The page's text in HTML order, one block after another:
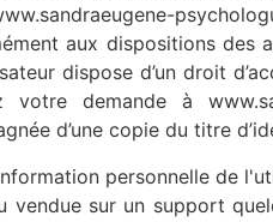
aux dispositions des
dispose d’un droit
votre demande à
d’une copie du titre
personnelle de
vendue sur un support